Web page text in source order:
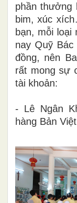
phần thưởng
bim, xúc
bạn, mỗi loại
nay Quỹ
đồng, nên
rất mong sự
tài khoản:
- Lê Ngân
hàng Bản